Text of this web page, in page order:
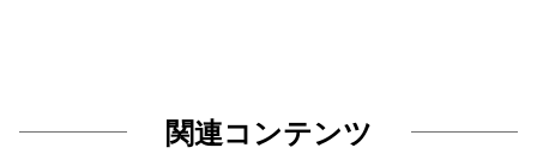
関連コンテンツ